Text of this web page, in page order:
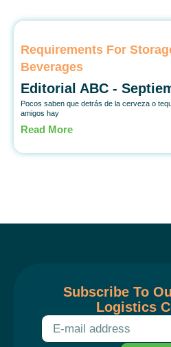
Requirements For
Beverages
Editorial ABC
Pocos saben que detrás de la cerveza o
amigos hay
Read More
Subscribe To
Logistics